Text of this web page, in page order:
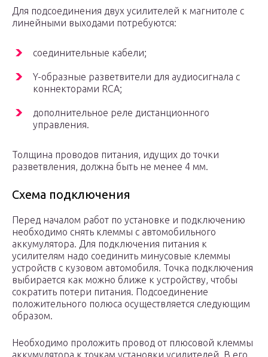
Для подсоединения двух усилителей к магнитоле с
линейными выходами потребуются:
соединительные кабели;
Y-образные разветвители для аудиосигнала с
коннекторами RCA;
дополнительное реле дистанционного
управления.
Толщина проводов питания, идущих до точки
разветвления, должна быть не менее 4 мм.
Схема подключения
Перед началом работ по установке и подключению
необходимо снять клеммы с автомобильного
аккумулятора. Для подключения питания к
усилителям надо соединить минусовые клеммы
устройств с кузовом автомобиля. Точка подключения
выбирается как можно ближе к устройству, чтобы
сократить потери питания. Подсоединение
положительного полюса осуществляется следующим
образом.
Необходимо проложить провод от плюсовой клеммы
аккумулятора к точкам установки усилителей. В его